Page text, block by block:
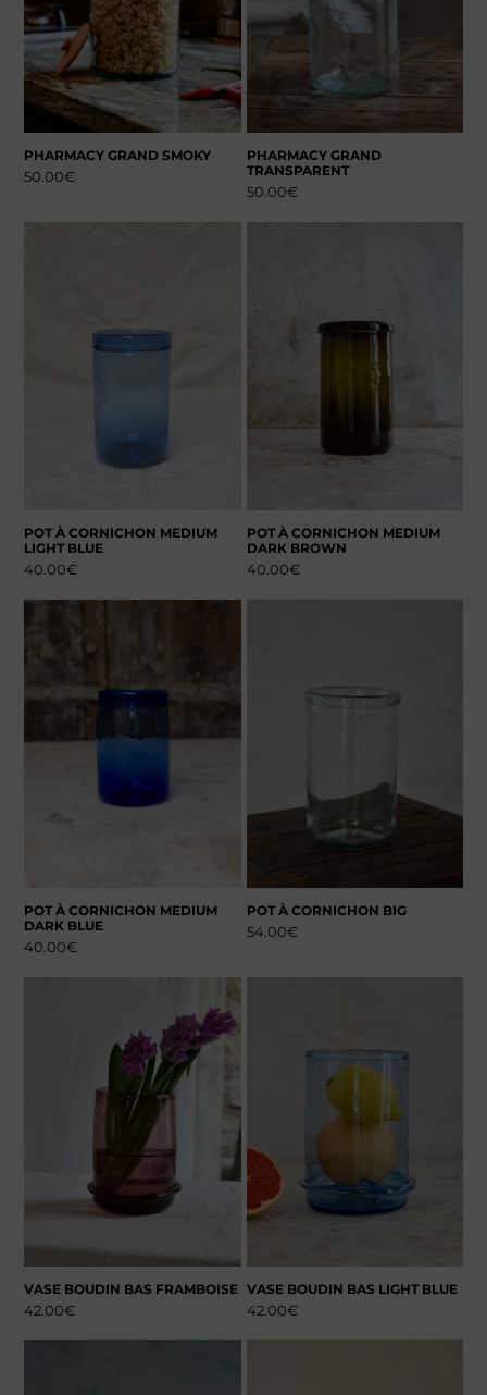
PHARMACY GRAND SMOKY
50.00€
PHARMACY GRAND
TRANSPARENT
50.00€
POT À CORNICHON MEDIUM
LIGHT BLUE
40.00€
POT À CORNICHON MEDIUM
DARK BROWN
40.00€
POT À CORNICHON MEDIUM
DARK BLUE
40.00€
POT À CORNICHON BIG
54.00€
VASE BOUDIN BAS FRAMBOISE
42.00€
VASE BOUDIN BAS LIGHT BLUE
42.00€